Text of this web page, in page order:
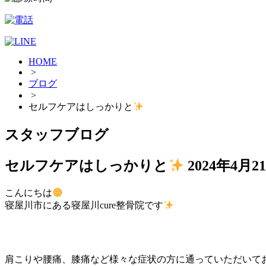
HOME
>
ブログ
>
セルフケアはしっかりと
スタッフブログ
セルフケアはしっかりと
2024年4月
こんにちは
寝屋川市にある寝屋川cure整骨院です
肩こりや腰痛、膝痛など様々な症状の方に通っていただいて